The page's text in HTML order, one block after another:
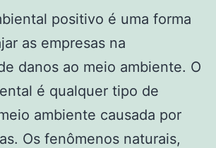
positivo é uma forma
as empresas na
danos ao meio ambiente. O
é qualquer tipo de
ambiente causada por
Os fenômenos naturais,